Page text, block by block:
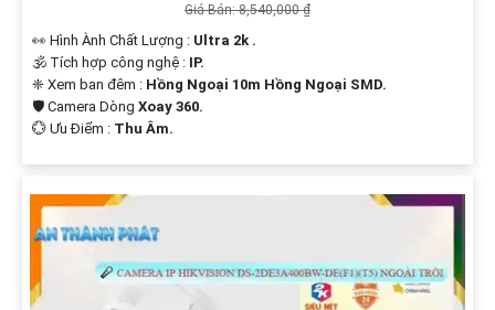
Giá Bán: 8,540,000 ₫
👀 Hình Ành Chất Lượng : Ultra 2k .
🕉️ Tích hợp công nghệ : IP.
❈ Xem ban đêm : Hồng Ngoại 10m Hồng Ngoại SMD.
🛡 Camera Dòng Xoay 360.
️💮 Ưu Điểm : Thu Âm.